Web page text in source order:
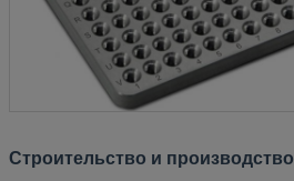
Строительство и производство